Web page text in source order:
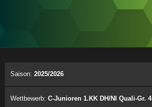
Saison: 2025/2026
Wettbewerb: C-Junioren 1.KK DH/NI Quali-Gr. 4